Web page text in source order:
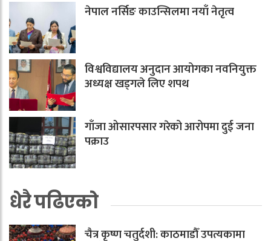
नेपाल नर्सिङ काउन्सिलमा नयाँ नेतृत्व
विश्वविद्यालय अनुदान आयोगका नवनियुक्त
अध्यक्ष खड्गले लिए शपथ
गाँजा ओसारपसार गरेको आरोपमा दुई जना
पक्राउ
धेरै पढिएको
चैत्र कृष्ण चतुर्दशी: काठमाडौँ उपत्यकामा